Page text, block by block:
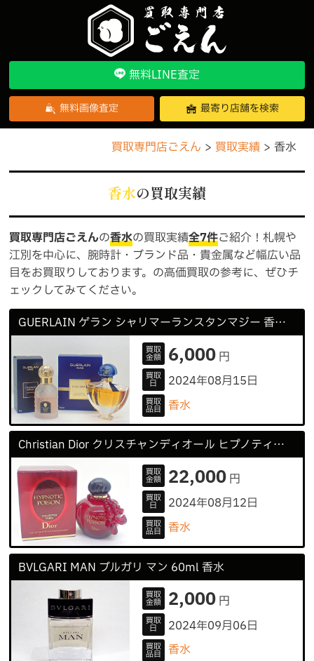
無料LINE査定
無料画像査定 最寄り店舗を検索
買取専門店ごえん 買取実績 香水
香水の買取実績
買取専門店ごえんの香水の買取実績全7件ご紹介！札幌や
江別を中心に、腕時計・ブランド品・貴金属など幅広い品
目をお買取りしております。の高価買取の参考に、ぜひチ
ェックしてみてください。
GUERLAIN ゲラン シャリマーランスタンマジー 香水 レディース
買取
金額 6,000円
買取
日 2024年08月15日
買取
品目 香水
Christian Dior クリスチャンディオール ヒプノティック プワゾン ルビー 香水
買取
金額 22,000円
買取
日 2024年08月12日
買取
品目 香水
BVLGARI MAN ブルガリ マン 60ml 香水
買取
金額 2,000円
買取
日 2024年09月06日
買取
品目 香水